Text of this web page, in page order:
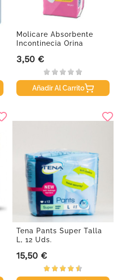
Molicare Absorbente
Incontinecia Orina
Precio
3,50 €
Añadir Al Carrito
Tena Pants Super Talla
L, 12 Uds.
Precio
15,50 €